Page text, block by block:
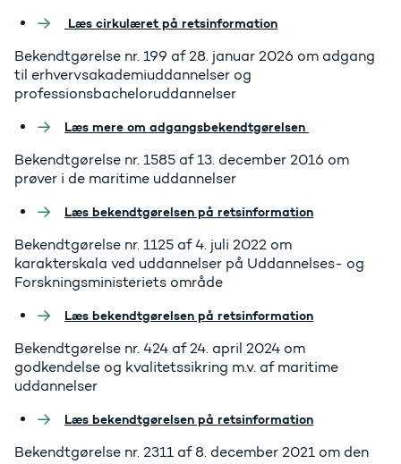
Læs cirkulæret på retsinformation
Bekendtgørelse nr. 199 af 28. januar 2026 om adgang
til erhvervsakademiuddannelser og
professionsbacheloruddannelser
Læs mere om adgangsbekendtgørelsen
Bekendtgørelse nr. 1585 af 13. december 2016 om
prøver i de maritime uddannelser
Læs bekendtgørelsen på retsinformation
Bekendtgørelse nr. 1125 af 4. juli 2022 om
karakterskala ved uddannelser på Uddannelses- og
Forskningsministeriets område
Læs bekendtgørelsen på retsinformation
Bekendtgørelse nr. 424 af 24. april 2024 om
godkendelse og kvalitetssikring m.v. af maritime
uddannelser
Læs bekendtgørelsen på retsinformation
Bekendtgørelse nr. 2311 af 8. december 2021 om den